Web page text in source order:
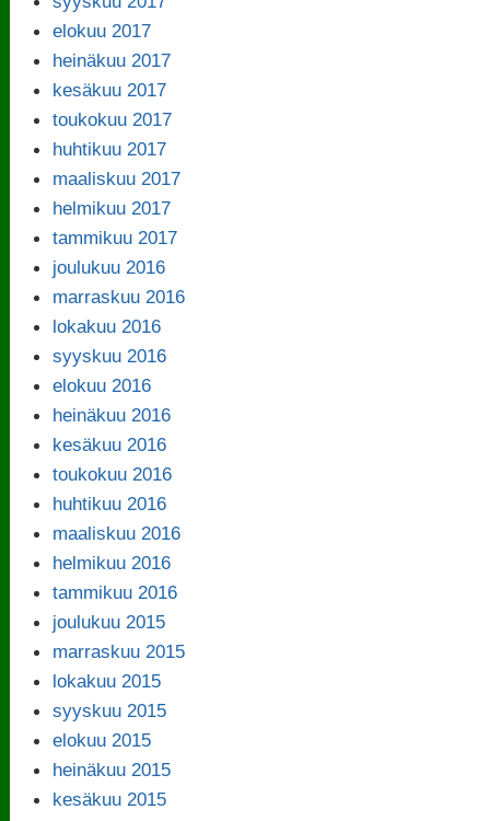
elokuu 2017
heinäkuu 2017
kesäkuu 2017
toukokuu 2017
huhtikuu 2017
maaliskuu 2017
helmikuu 2017
tammikuu 2017
joulukuu 2016
marraskuu 2016
lokakuu 2016
syyskuu 2016
elokuu 2016
heinäkuu 2016
kesäkuu 2016
toukokuu 2016
huhtikuu 2016
maaliskuu 2016
helmikuu 2016
tammikuu 2016
joulukuu 2015
marraskuu 2015
lokakuu 2015
syyskuu 2015
elokuu 2015
heinäkuu 2015
kesäkuu 2015